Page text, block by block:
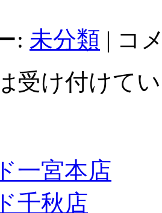
: 未分類 | コ
受け付けて
一宮本店
千秋店